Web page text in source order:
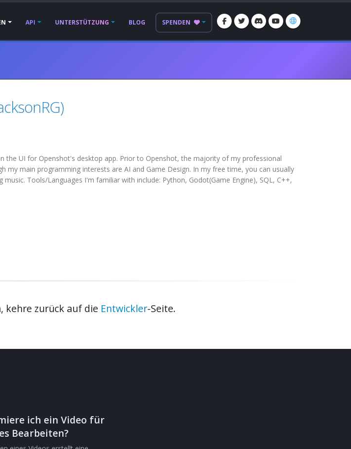
API UNTERSTÜTZUNG BLOG SPENDEN
the UI for Openshot's desktop app. Prior to Openshot, the majority of my professional
my main programming interests are AI and Game Design. In my free time, you can usually
Tools/Languages I'm familiar with include: Python, Godot(Game Engine), SQL, C++,
kehre zurück auf die Entwickler-Seite.
ich ein Video für
Bearbeiten?